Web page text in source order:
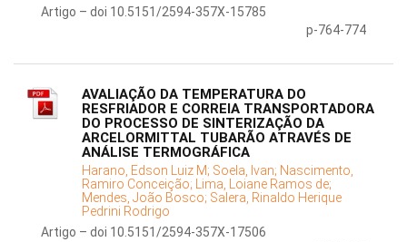
Artigo – doi 10.5151/2594-357X-15785
p-764-774
AVALIAÇÃO DA TEMPERATURA DO
RESFRIADOR E CORREIA TRANSPORTADORA
DO PROCESSO DE SINTERIZAÇÃO DA
ARCELORMITTAL TUBARÃO ATRAVÉS DE
ANÁLISE TERMOGRÁFICA
Harano, Edson Luiz M; Soela, Ivan; Nascimento,
Ramiro Conceição; Lima, Loiane Ramos de;
Mendes, João Bosco; Salera, Rinaldo Herique
Pedrini Rodrigo
Artigo – doi 10.5151/2594-357X-17506